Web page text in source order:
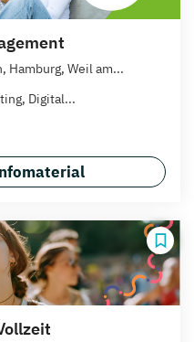
Hamburg, Weil am...
Digital...